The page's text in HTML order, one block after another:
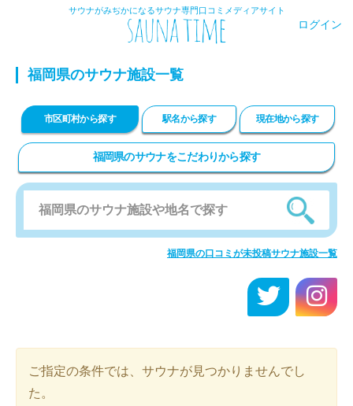
サウナがみぢかになるサウナ専門口コミメディアサイト
ログイン
福岡県のサウナ施設一覧
市区町村から探す 駅名から探す 現在地から探す
福岡県のサウナをこだわりから探す
福岡県の口コミが未投稿サウナ施設一覧
ご指定の条件では、サウナが見つかりませんでし
た。